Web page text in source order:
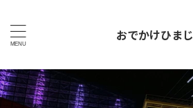
おでかけひまじ